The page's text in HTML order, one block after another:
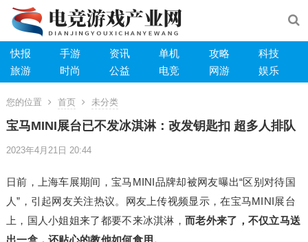
快报 手游 资讯 单机 攻略
科技
旅游
时尚 公益 电竞 网游 娱乐
您的位置 首页 未分类
宝马MINI展台已不发冰淇淋：改发钥匙扣 超多人排队
2023年4月21日 20:44
日前，上海车展期间，宝马MINI品牌却被网友曝出“区别对待国
人”，引起网友关注热议。网友上传视频显示，在宝马MINI展台
上，国人小姐姐来了都要不来冰淇淋，而老外来了，不仅立马送
出一盒，还贴心的教他如何食用。